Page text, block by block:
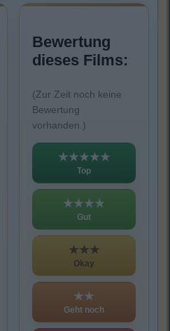
Bewertung
dieses Films:
(Zur Zeit noch keine
Bewertung
vorhanden.)
★★★★★
Top
★★★★
Gut
★★★
Okay
★★
Geht noch